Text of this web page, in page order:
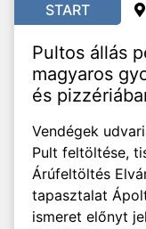
START
Pultos állás
magyaros
és
Vendégek
Pult feltöltése,
Árúfeltöltés
tapasztalat
ismeret előnyt